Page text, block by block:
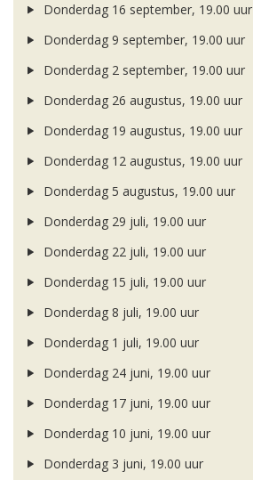
Donderdag 16 september, 19.00 uur
Donderdag 9 september, 19.00 uur
Donderdag 2 september, 19.00 uur
Donderdag 26 augustus, 19.00 uur
Donderdag 19 augustus, 19.00 uur
Donderdag 12 augustus, 19.00 uur
Donderdag 5 augustus, 19.00 uur
Donderdag 29 juli, 19.00 uur
Donderdag 22 juli, 19.00 uur
Donderdag 15 juli, 19.00 uur
Donderdag 8 juli, 19.00 uur
Donderdag 1 juli, 19.00 uur
Donderdag 24 juni, 19.00 uur
Donderdag 17 juni, 19.00 uur
Donderdag 10 juni, 19.00 uur
Donderdag 3 juni, 19.00 uur